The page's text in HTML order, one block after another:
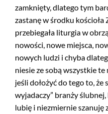
zamknięty, dlatego tym
zastanę w środku kościoła
przebiegała liturgia w
nowości, nowe miejsca,
nowych ludzi i chyba
niesie ze sobą wszystkie
jeśli dołożyć do tego to, że
wyjadaczy” branży
lubię i niezmiernie szanuję